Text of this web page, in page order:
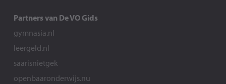
Partners van De VO Gids
gymnasia.nl
leergeld.nl
saarisnietgek
openbaaronderwijs.nu